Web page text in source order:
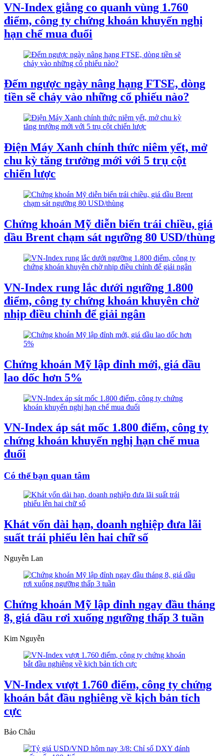
VN-Index giằng co quanh vùng 1.760
điểm, công ty chứng khoán khuyến nghị
hạn chế mua đuổi
Đếm ngược ngày nâng hạng FTSE, dòng
tiền sẽ chảy vào những cổ phiếu nào?
Điện Máy Xanh chính thức niêm yết, mở
chu kỳ tăng trưởng mới với 5 trụ cột
chiến lược
Chứng khoán Mỹ diễn biến trái chiều, giá
dầu Brent chạm sát ngưỡng 80 USD/thùng
VN-Index rung lắc dưới ngưỡng 1.800
điểm, công ty chứng khoán khuyên chờ
nhịp điều chỉnh để giải ngân
Chứng khoán Mỹ lập đỉnh mới, giá dầu
lao dốc hơn 5%
VN-Index áp sát mốc 1.800 điểm, công ty
chứng khoán khuyến nghị hạn chế mua
đuổi
Có thể bạn quan tâm
Khát vốn dài hạn, doanh nghiệp đưa lãi
suất trái phiếu lên hai chữ số
Nguyễn Lan
Chứng khoán Mỹ lập đỉnh ngay đầu tháng
8, giá dầu rơi xuống ngưỡng thấp 3 tuần
Kim Nguyễn
VN-Index vượt 1.760 điểm, công ty chứng
khoán bắt đầu nghiêng về kịch bản tích
cực
Bảo Châu